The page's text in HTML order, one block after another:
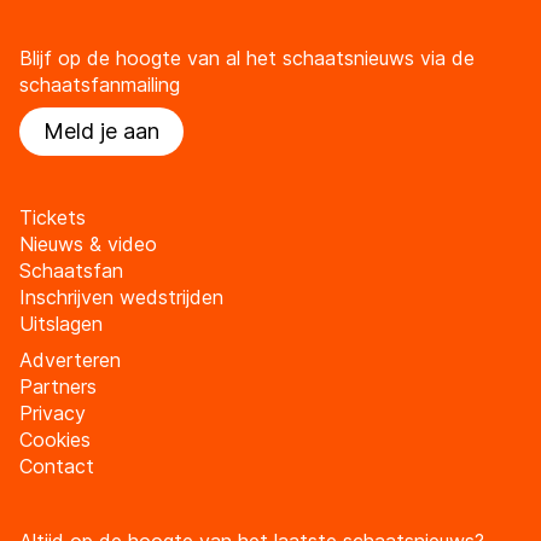
Blijf op de hoogte van al het schaatsnieuws via de
schaatsfanmailing
Meld je aan
Tickets
Nieuws & video
Schaatsfan
Inschrijven wedstrijden
Uitslagen
Adverteren
Partners
Privacy
Cookies
Contact